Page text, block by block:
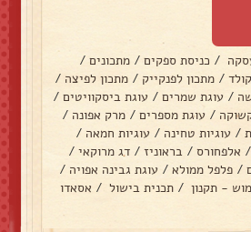
/ כניסת ספקים / מתכונים /
/ מתכון לפנקייק / מתכון לפיצה /
/ עוגת שמרים / עוגת ביסקוויטים /
/ עוגת מספרים / מרק אפונה /
/ עוגיות טחינה / עוגיות חמאה /
/ אלפחורס / בראוניז / דג מרוקאי /
/ פלפל ממולא / עוגת גבינה אפויה /
- תקנון / תכנית בישול / אסאדו